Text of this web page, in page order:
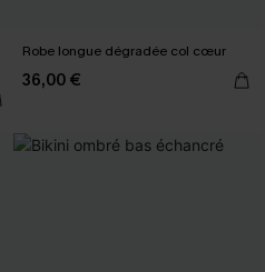
Robe longue dégradée col cœur
36,00 €